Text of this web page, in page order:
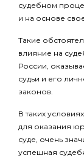
судебном
и на основе
Такие
влияние на
России,
судьи и его
законов.
В таких
для оказания
суде, очень
успешная